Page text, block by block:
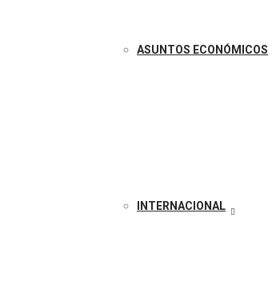
ASUNTOS ECONÓMICOS
INTERNACIONAL